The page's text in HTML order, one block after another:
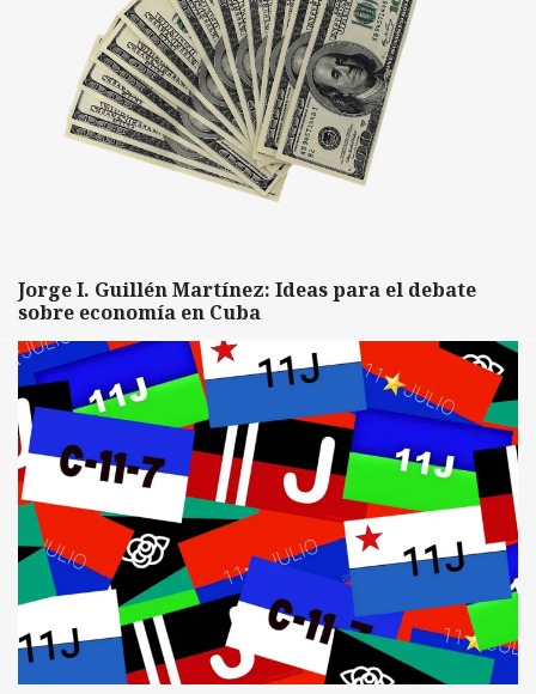
Jorge I. Guillén Martínez: Ideas para el debate
sobre economía en Cuba